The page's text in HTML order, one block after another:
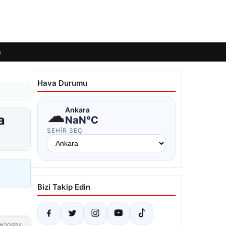
Hava Durumu
☁Ankara
NaN°C
ŞEHIR SEÇ
Bizi Takip Edin